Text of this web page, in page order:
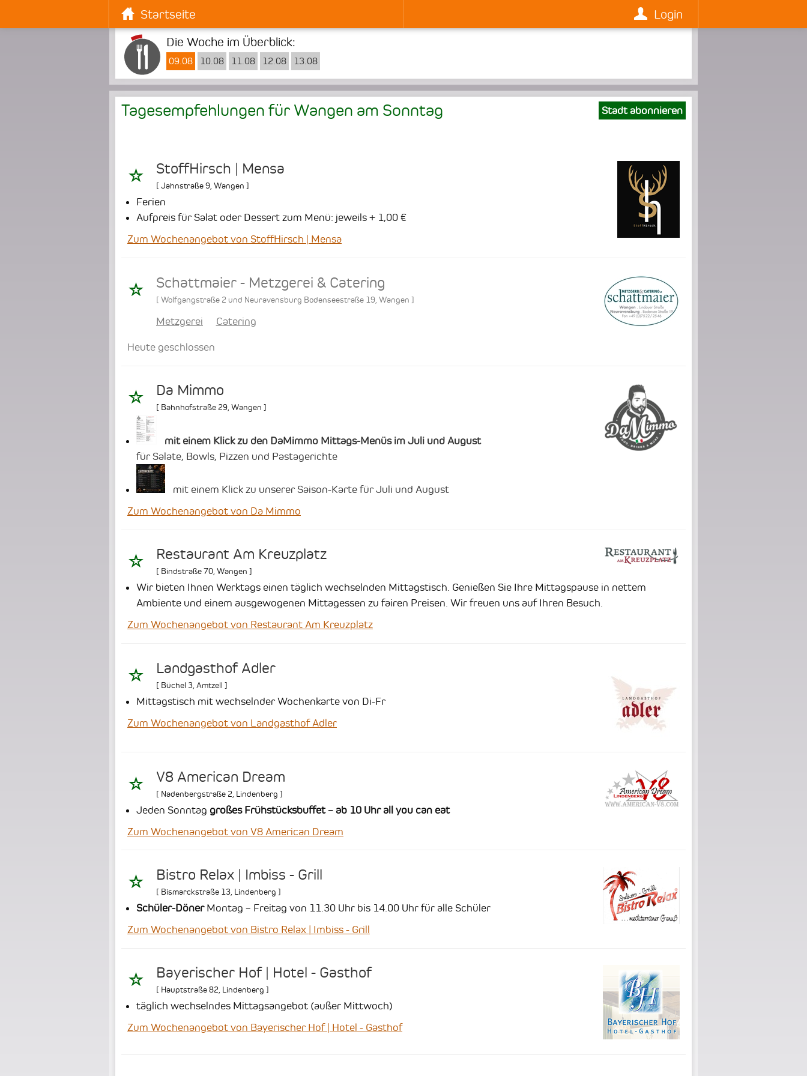
Startseite
Login
Die Woche im Überblick:
09.08 10.08 11.08 12.08 13.08
Stadt abonnieren
Tagesempfehlungen für Wangen am Sonntag
StoffHirsch | Mensa
[ Jahnstraße 9,Wangen ]
Ferien
Aufpreis für Salat oder Dessert zum Menü: jeweils + 1,00 €
Zum Wochenangebot von StoffHirsch | Mensa
Schattmaier - Metzgerei & Catering
[ Wolfgangstraße 2 und Neuravensburg Bodenseestraße 19 Wangen ]
Metzgerei Catering
Heute geschlossen
Da Mimmo
[ Bahnhofstraße 29,Wangen ]
mit einem Klick zu den DaMimmo Mittags-Menüs im Juli und August
für Salate, Bowls, Pizzen und Pastagerichte
mit einem Klick zu unserer Saison-Karte für Juli und August
Zum Wochenangebot von Da Mimmo
Restaurant Am Kreuzplatz
[ Bindstraße 70,Wangen ]
Wir bieten Ihnen Werktags einen täglich wechselnden Mittagstisch. Genießen Sie Ihre Mittagspause in nettem
Ambiente und einem ausgewogenen Mittagessen zu fairen Preisen. Wir freuen uns auf Ihren Besuch.
Zum Wochenangebot von Restaurant Am Kreuzplatz
Landgasthof Adler
[ Büchel 3 Amtzell ]
Mittagstisch mit wechselnder Wochenkarte von Di-Fr
Zum Wochenangebot von Landgasthof Adler
V8 American Dream
[ Nadenbergstraße 2 Lindenberg ]
Jeden Sonntag großes Frühstücksbuffet – ab 10 Uhr all you can eat
Zum Wochenangebot von V8 American Dream
Bistro Relax | Imbiss - Grill
[ Bismarckstraße 13 Lindenberg ]
Schüler-DönerMontag – Freitag von 11.30 Uhr bis 14.00 Uhr für alle Schüler
Zum Wochenangebot von Bistro Relax | Imbiss - Grill
Bayerischer Hof | Hotel - Gasthof
[ Hauptstraße 82, Lindenberg ]
täglich wechselndes Mittagsangebot (außer Mittwoch)
Zum Wochenangebot von Bayerischer Hof | Hotel - Gasthof